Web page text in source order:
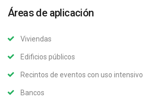
Áreas de aplicación
Viviendas
Edificios públicos
Recintos de eventos con uso intensivo
Bancos